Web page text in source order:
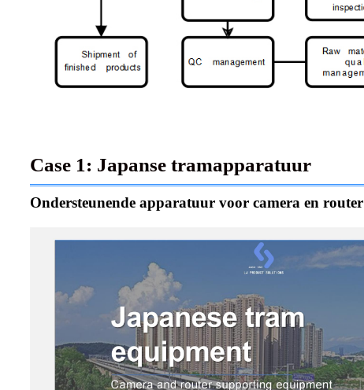
Case 1: Japanse tramapparatuur
Ondersteunende apparatuur voor camera en router